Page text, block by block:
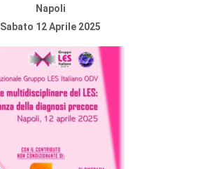
Napoli
Sabato 12 Aprile 2025